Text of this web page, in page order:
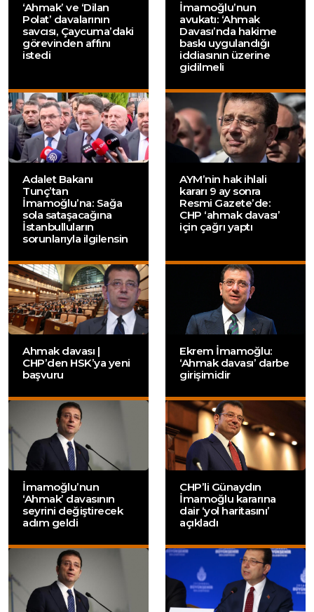
‘Ahmak’ ve ‘Dilan
Polat’ davalarının
savcısı, Çaycuma’daki
görevinden affını
istedi
İmamoğlu’nun
avukatı: ‘Ahmak
Davası’nda hakime
baskı uygulandığı
iddiasının üzerine
gidilmeli
Adalet Bakanı
Tunç’tan
İmamoğlu’na: Sağa
sola sataşacağına
İstanbulluların
sorunlarıyla ilgilensin
AYM’nin hak ihlali
kararı 9 ay sonra
Resmi Gazete’de:
CHP ‘ahmak davası’
için çağrı yaptı
Ahmak davası |
CHP’den HSK’ya yeni
başvuru
Ekrem İmamoğlu:
‘Ahmak davası’ darbe
girişimidir
İmamoğlu’nun
‘Ahmak’ davasının
seyrini değiştirecek
adım geldi
CHP’li Günaydın
İmamoğlu kararına
dair ‘yol haritasını’
açıkladı